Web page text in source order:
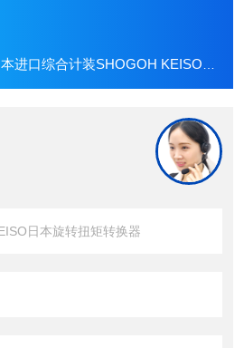
口综合计装SHOGOH KEISO扭矩转换器